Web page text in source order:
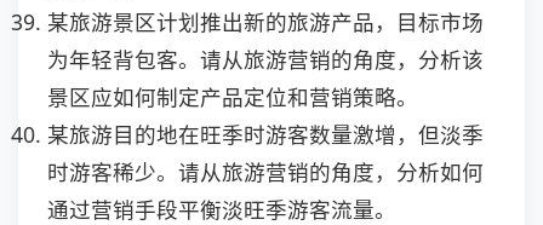
某旅游景区计划推出新的旅游产品，目标市场
为年轻背包客。请从旅游营销的角度，分析该
景区应如何制定产品定位和营销策略。
某旅游目的地在旺季时游客数量激增，但淡季
时游客稀少。请从旅游营销的角度，分析如何
通过营销手段平衡淡旺季游客流量。